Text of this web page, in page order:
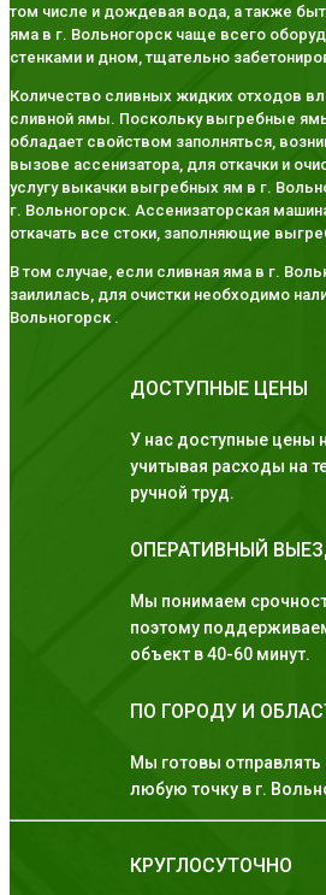
том числе и дождевая вода, а также
яма в г. Вольногорск чаще всего
стенками и дном, тщательно
Количество сливных жидких отходов
сливной ямы. Поскольку выгребные
обладает свойством заполняться,
вызове ассенизатора, для откачки и
услугу выкачки выгребных ям в г.
г. Вольногорск. Ассенизаторская
откачать все стоки, заполняющие
В том случае, если сливная яма в г.
заилилась, для очистки необходимо
Вольногорск .
ДОСТУПНЫЕ ЦЕНЫ
У нас доступные цены
учитывая расходы на
ручной труд.
ОПЕРАТИВНЫЙ
Мы понимаем
поэтому
объект в 40-60 минут.
ПО ГОРОДУ И
Мы готовы
любую точку в г.
КРУГЛОСУТОЧНО